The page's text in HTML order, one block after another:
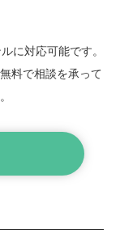
に対応可能です。
料で相談を承って